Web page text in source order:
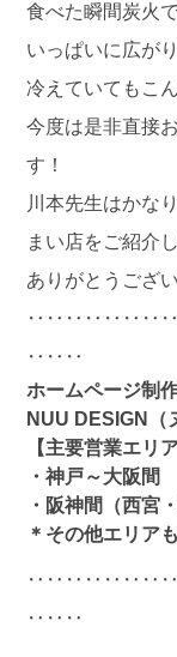
食べた瞬間炭火
いっぱいに広が
冷えていてもこ
今度は是非直接
す！
川本先生はかな
まい店をご紹介
ありがとうござ
‥‥‥
ホームページ制
NUU DESIGN（
【主要営業エリア
・神戸～大阪間
・阪神間（西宮
＊その他エリア
‥‥‥